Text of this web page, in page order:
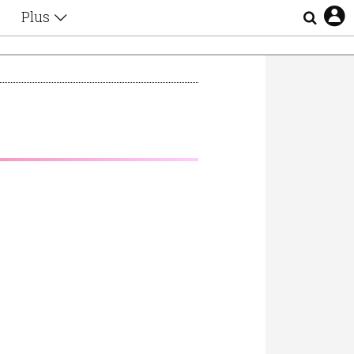
Plus